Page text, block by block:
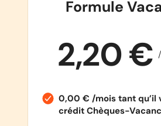
Formule
2,20 €
0,00 € /mois tant qu’il
crédit Chèques-